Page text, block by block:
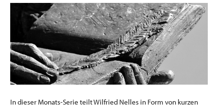
In dieser Monats-Serie teilt Wilfried Nelles in Form von kurzen